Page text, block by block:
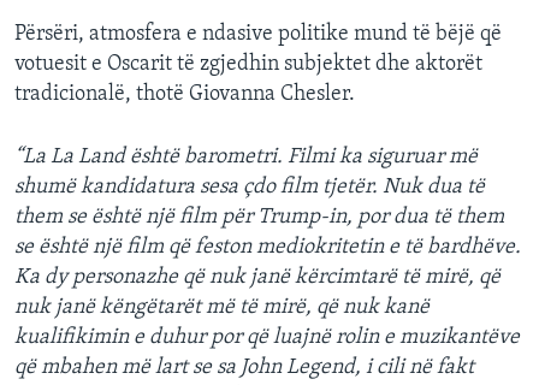
Përsëri, atmosfera e ndasive politike mund të bëjë që
votuesit e Oscarit të zgjedhin subjektet dhe aktorët
tradicionalë, thotë Giovanna Chesler.
“La La Land është barometri. Filmi ka siguruar më
shumë kandidatura sesa çdo film tjetër. Nuk dua të
them se është një film për Trump-in, por dua të them
se është një film që feston mediokritetin e të bardhëve.
Ka dy personazhe që nuk janë kërcimtarë të mirë, që
nuk janë këngëtarët më të mirë, që nuk kanë
kualifikimin e duhur por që luajnë rolin e muzikantëve
që mbahen më lart se sa John Legend, i cili në fakt